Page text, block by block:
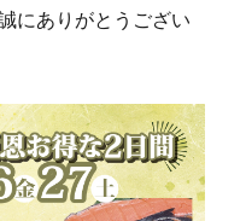
にありがとうござい